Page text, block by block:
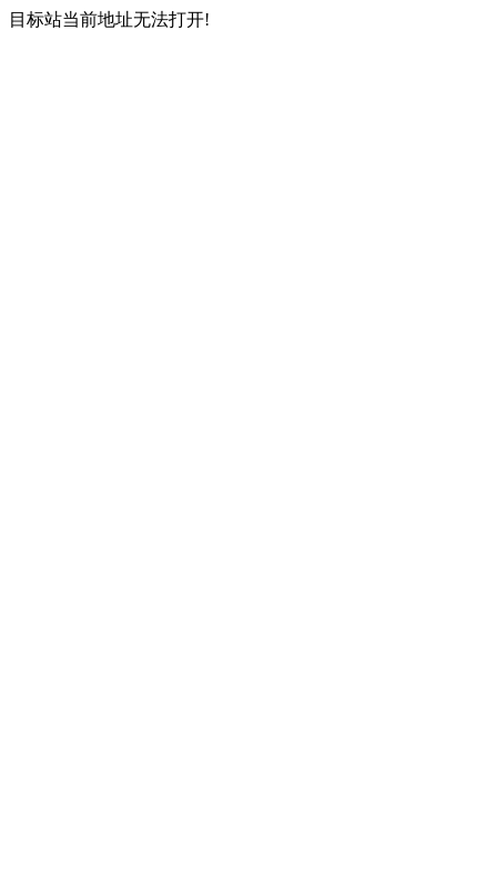
目标站当前地址无法打开!